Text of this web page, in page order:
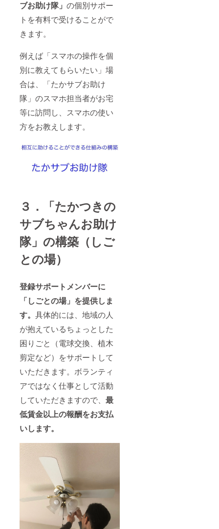
ブお助け隊」 の個別サポー
トを有料で受けることがで
きます。
例えば「スマホの操作を個
別に教えてもらいたい」場
合は、「たかサブお助け
隊」のスマホ担当者がお宅
等に訪問し、スマホの使い
方をお教えします。
３．「たかつきの
サブちゃんお助け
隊」の構築（しご
との場）
登録サポートメンバーに
「しごとの場」を提供しま
す。 具体的には、地域の人
が抱えているちょっとした
困りごと（電球交換、植木
剪定など）をサポートして
いただきます。ボランティ
アではなく仕事として活動
していただきますので、 最
低賃金以上の報酬をお支払
いします。